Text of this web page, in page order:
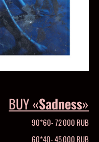
BUY «Sadness»
90*60- 72 000 RUB
60*40- 45 000 RUB